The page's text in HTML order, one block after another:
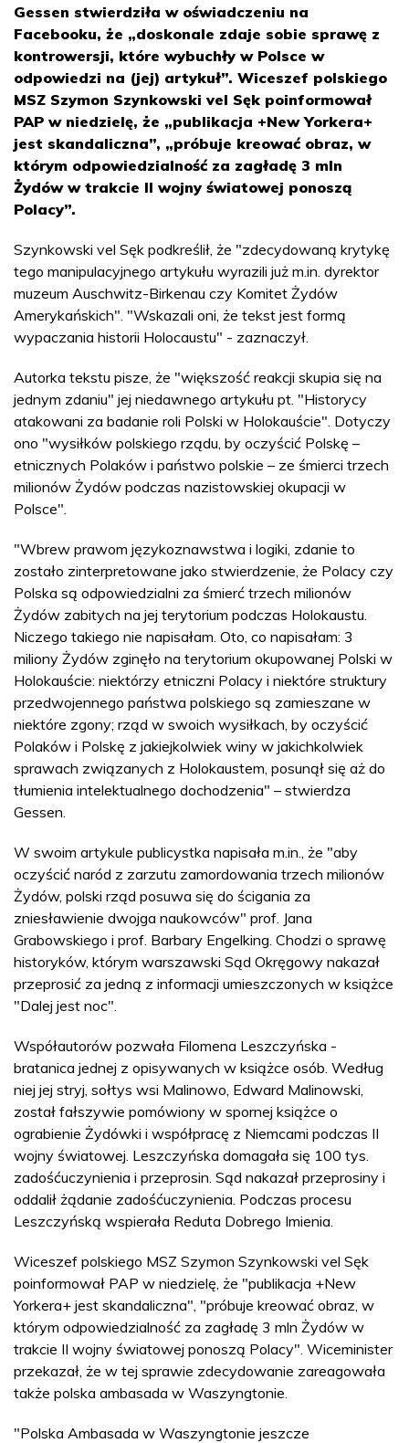
Gessen stwierdziła w oświadczeniu na
Facebooku, że „doskonale zdaje sobie sprawę z
kontrowersji, które wybuchły w Polsce w
odpowiedzi na (jej) artykuł”. Wiceszef polskiego
MSZ Szymon Szynkowski vel Sęk poinformował
PAP w niedzielę, że „publikacja +New Yorkera+
jest skandaliczna”, „próbuje kreować obraz, w
którym odpowiedzialność za zagładę 3 mln
Żydów w trakcie II wojny światowej ponoszą
Polacy”.
Szynkowski vel Sęk podkreślił, że "zdecydowaną krytykę
tego manipulacyjnego artykułu wyrazili już m.in. dyrektor
muzeum Auschwitz-Birkenau czy Komitet Żydów
Amerykańskich". "Wskazali oni, że tekst jest formą
wypaczania historii Holocaustu" - zaznaczył.
Autorka tekstu pisze, że "większość reakcji skupia się na
jednym zdaniu" jej niedawnego artykułu pt. "Historycy
atakowani za badanie roli Polski w Holokauście". Dotyczy
ono "wysiłków polskiego rządu, by oczyścić Polskę –
etnicznych Polaków i państwo polskie – ze śmierci trzech
milionów Żydów podczas nazistowskiej okupacji w
Polsce".
"Wbrew prawom językoznawstwa i logiki, zdanie to
zostało zinterpretowane jako stwierdzenie, że Polacy czy
Polska są odpowiedzialni za śmierć trzech milionów
Żydów zabitych na jej terytorium podczas Holokaustu.
Niczego takiego nie napisałam. Oto, co napisałam: 3
miliony Żydów zginęło na terytorium okupowanej Polski w
Holokauście: niektórzy etniczni Polacy i niektóre struktury
przedwojennego państwa polskiego są zamieszane w
niektóre zgony; rząd w swoich wysiłkach, by oczyścić
Polaków i Polskę z jakiejkolwiek winy w jakichkolwiek
sprawach związanych z Holokaustem, posunął się aż do
tłumienia intelektualnego dochodzenia" – stwierdza
Gessen.
W swoim artykule publicystka napisała m.in., że "aby
oczyścić naród z zarzutu zamordowania trzech milionów
Żydów, polski rząd posuwa się do ścigania za
zniesławienie dwojga naukowców" prof. Jana
Grabowskiego i prof. Barbary Engelking. Chodzi o sprawę
historyków, którym warszawski Sąd Okręgowy nakazał
przeprosić za jedną z informacji umieszczonych w książce
"Dalej jest noc".
Współautorów pozwała Filomena Leszczyńska -
bratanica jednej z opisywanych w książce osób. Według
niej jej stryj, sołtys wsi Malinowo, Edward Malinowski,
został fałszywie pomówiony w spornej książce o
ograbienie Żydówki i współpracę z Niemcami podczas II
wojny światowej. Leszczyńska domagała się 100 tys.
zadośćuczynienia i przeprosin. Sąd nakazał przeprosiny i
oddalił żądanie zadośćuczynienia. Podczas procesu
Leszczyńską wspierała Reduta Dobrego Imienia.
Wiceszef polskiego MSZ Szymon Szynkowski vel Sęk
poinformował PAP w niedzielę, że "publikacja +New
Yorkera+ jest skandaliczna", "próbuje kreować obraz, w
którym odpowiedzialność za zagładę 3 mln Żydów w
trakcie II wojny światowej ponoszą Polacy". Wiceminister
przekazał, że w tej sprawie zdecydowanie zareagowała
także polska ambasada w Waszyngtonie.
"Polska Ambasada w Waszyngtonie jeszcze